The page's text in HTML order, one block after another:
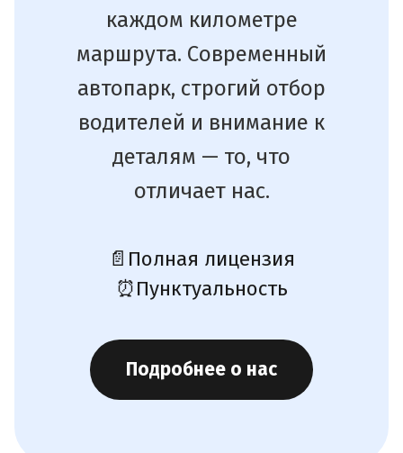
каждом километре
маршрута. Современный
автопарк, строгий отбор
водителей и внимание к
деталям — то, что
отличает нас.
📄 Полная лицензия
⏰Пунктуальность
Подробнее о нас